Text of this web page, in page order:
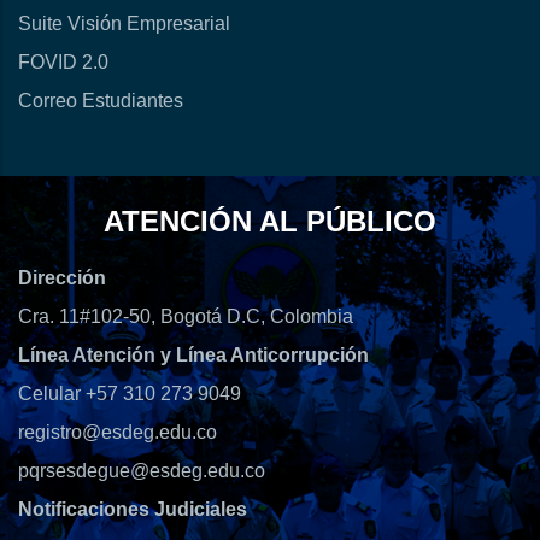
Suite Visión Empresarial
FOVID 2.0
Correo Estudiantes
ATENCIÓN AL PÚBLICO
Dirección
Cra. 11#102-50, Bogotá D.C, Colombia
Línea Atención y Línea Anticorrupción
Celular +57 310 273 9049
registro@esdeg.edu.co
pqrsesdegue@esdeg.edu.co
Notificaciones Judiciales